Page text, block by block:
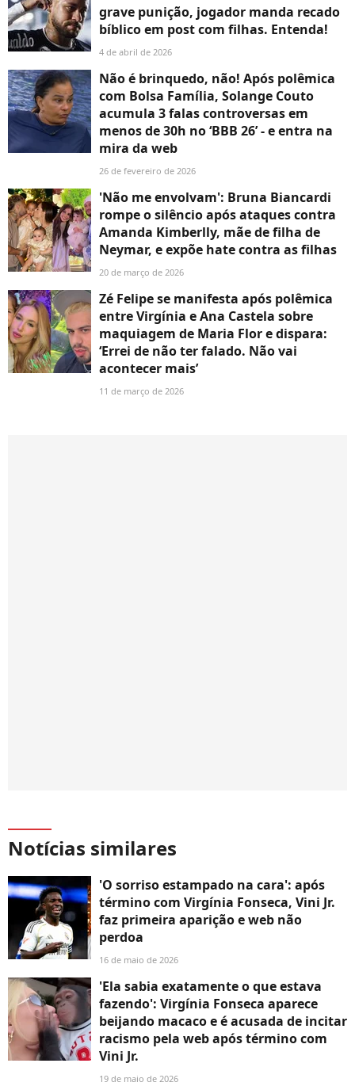
grave punição, jogador manda recado
bíblico em post com filhas. Entenda!
4 de abril de 2026
Não é brinquedo, não! Após polêmica
com Bolsa Família, Solange Couto
acumula 3 falas controversas em
menos de 30h no ‘BBB 26’ - e entra na
mira da web
26 de fevereiro de 2026
'Não me envolvam': Bruna Biancardi
rompe o silêncio após ataques contra
Amanda Kimberlly, mãe de filha de
Neymar, e expõe hate contra as filhas
20 de março de 2026
Zé Felipe se manifesta após polêmica
entre Virgínia e Ana Castela sobre
maquiagem de Maria Flor e dispara:
‘Errei de não ter falado. Não vai
acontecer mais’
11 de março de 2026
Notícias similares
'O sorriso estampado na cara': após
término com Virgínia Fonseca, Vini Jr.
faz primeira aparição e web não
perdoa
16 de maio de 2026
'Ela sabia exatamente o que estava
fazendo': Virgínia Fonseca aparece
beijando macaco e é acusada de incitar
racismo pela web após término com
Vini Jr.
19 de maio de 2026